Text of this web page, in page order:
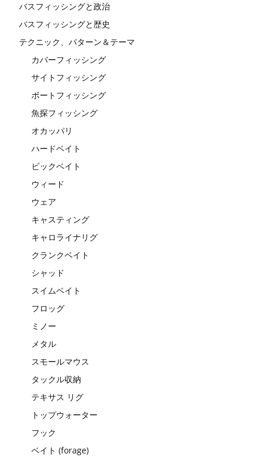
バスフィッシングと政治
バスフィッシングと歴史
テクニック、パターン＆テーマ
カバーフィッシング
サイトフィッシング
ボートフィッシング
魚探フィッシング
オカッパリ
ハードベイト
ビックベイト
ウィード
ウェア
キャスティング
キャロライナリグ
クランクベイト
シャッド
スイムベイト
フロッグ
ミノー
メタル
スモールマウス
タックル収納
テキサス リグ
トップウォーター
フック
ベイト (forage)